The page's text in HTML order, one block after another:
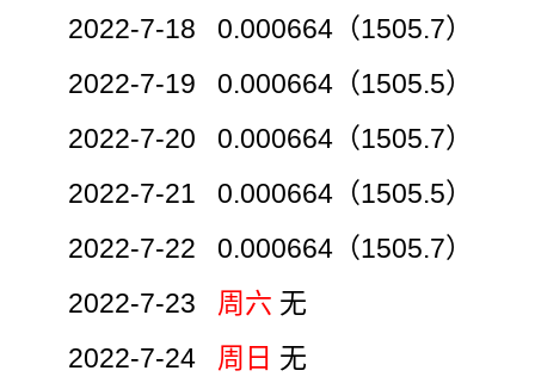
2022-7-18 0.000664（1505.7）
2022-7-19 0.000664（1505.5）
2022-7-20 0.000664（1505.7）
2022-7-21 0.000664（1505.5）
2022-7-22 0.000664（1505.7）
2022-7-23 周六 无
2022-7-24 周日 无